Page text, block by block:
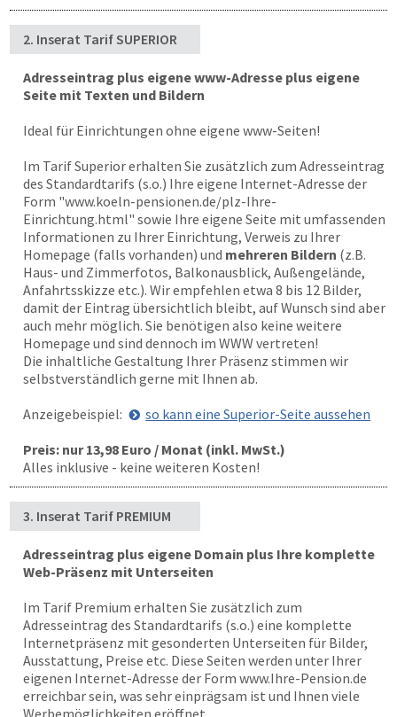
2. Inserat Tarif SUPERIOR
Adresseintrag plus eigene www-Adresse plus eigene
Seite mit Texten und Bildern
Ideal für Einrichtungen ohne eigene www-Seiten!
Im Tarif Superior erhalten Sie zusätzlich zum Adresseintrag
des Standardtarifs (s.o.) Ihre eigene Internet-Adresse der
Form "www.koeln-pensionen.de/plz-Ihre-
Einrichtung.html" sowie Ihre eigene Seite mit umfassenden
Informationen zu Ihrer Einrichtung, Verweis zu Ihrer
Homepage (falls vorhanden) und mehreren Bildern (z.B.
Haus- und Zimmerfotos, Balkonausblick, Außengelände,
Anfahrtsskizze etc.). Wir empfehlen etwa 8 bis 12 Bilder,
damit der Eintrag übersichtlich bleibt, auf Wunsch sind aber
auch mehr möglich. Sie benötigen also keine weitere
Homepage und sind dennoch im WWW vertreten!
Die inhaltliche Gestaltung Ihrer Präsenz stimmen wir
selbstverständlich gerne mit Ihnen ab.
Anzeigebeispiel:
so kann eine Superior-Seite aussehen
Preis: nur 13,98 Euro / Monat (inkl. MwSt.)
Alles inklusive - keine weiteren Kosten!
3. Inserat Tarif PREMIUM
Adresseintrag plus eigene Domain plus Ihre komplette
Web-Präsenz mit Unterseiten
Im Tarif Premium erhalten Sie zusätzlich zum
Adresseintrag des Standardtarifs (s.o.) eine komplette
Internetpräsenz mit gesonderten Unterseiten für Bilder,
Ausstattung, Preise etc. Diese Seiten werden unter Ihrer
eigenen Internet-Adresse der Form www.Ihre-Pension.de
erreichbar sein, was sehr einprägsam ist und Ihnen viele
Werbemöglichkeiten eröffnet.